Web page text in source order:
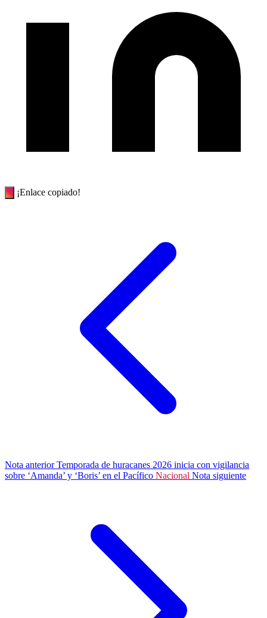
¡Enlace copiado!
Nota anteriorTemporada de huracanes 2026 inicia con vigilancia
sobre ‘Amanda’ y ‘Boris’ en el Pacífico Nacional Nota siguiente